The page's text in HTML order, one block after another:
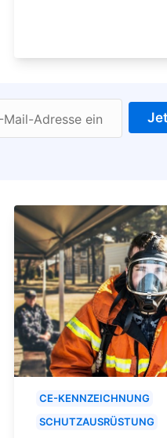
Mail-Adresse ein
CE-KENNZEICHNUNG
SCHUTZAUSRÜSTUNG